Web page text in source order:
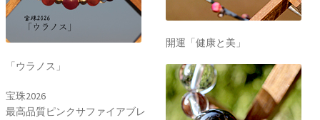
「ウラノス」
宝珠2026
最高品質ピンクサファイアブレ
開運「健康と美」